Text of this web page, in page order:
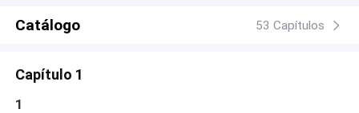
Catálogo 53 Capítulos
Capítulo 1
1